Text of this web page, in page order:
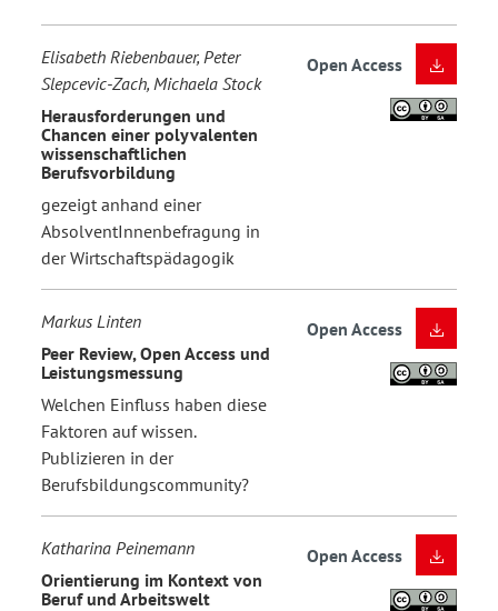
Elisabeth Riebenbauer, Peter
Slepcevic-Zach, Michaela Stock
Herausforderungen und
Chancen einer polyvalenten
wissenschaftlichen
Berufsvorbildung
gezeigt anhand einer
AbsolventInnenbefragung in
der Wirtschaftspädagogik
Open Access
Markus Linten
Peer Review, Open Access und
Leistungsmessung
Welchen Einfluss haben diese
Faktoren auf wissen.
Publizieren in der
Berufsbildungscommunity?
Open Access
Katharina Peinemann
Orientierung im Kontext von
Beruf und Arbeitswelt
Open Access